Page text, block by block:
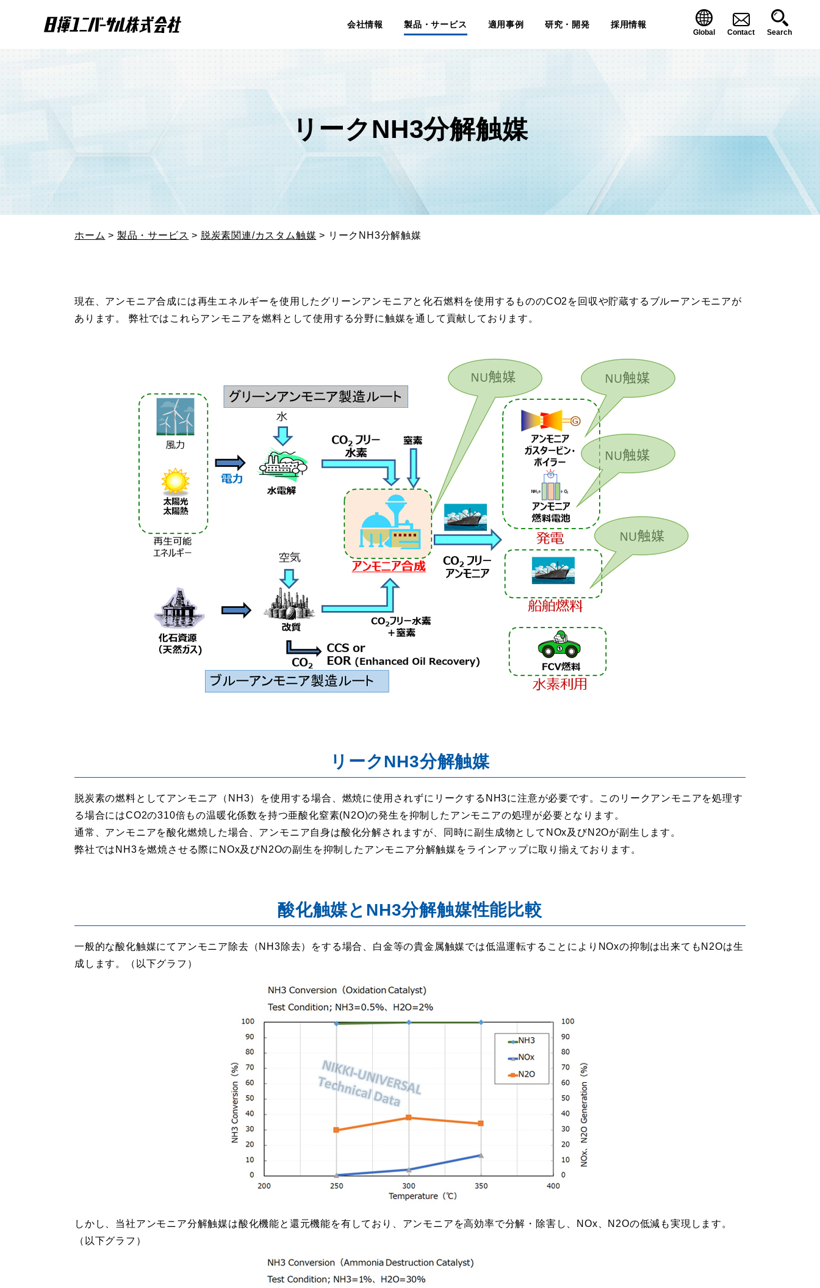
会社情報 製品・サービス 適用事例 研究・開発 採用情報
Global Contact Search
リークNH3分解触媒
ホーム > 製品・サービス > 脱炭素関連/カスタム触媒 > リークNH3分解触媒
現在、アンモニア合成には再生エネルギーを使用したグリーンアンモニアと化石燃料を使用するもののCO2を回収や貯蔵するブルーアンモニアが
あります。 弊社ではこれらアンモニアを燃料として使用する分野に触媒を通して貢献しております。
リークNH3分解触媒
脱炭素の燃料としてアンモニア（NH3）を使用する場合、燃焼に使用されずにリークするNH3に注意が必要です。このリークアンモニアを処理す
る場合にはCO2の310倍もの温暖化係数を持つ亜酸化窒素(N2O)の発生を抑制したアンモニアの処理が必要となります。
通常、アンモニアを酸化燃焼した場合、アンモニア自身は酸化分解されますが、同時に副生成物としてNOx及びN2Oが副生します。
弊社ではNH3を燃焼させる際にNOx及びN2Oの副生を抑制したアンモニア分解触媒をラインアップに取り揃えております。
酸化触媒とNH3分解触媒性能比較
一般的な酸化触媒にてアンモニア除去（NH3除去）をする場合、白金等の貴金属触媒では低温運転することによりNOxの抑制は出来てもN2Oは生
成します。（以下グラフ）
しかし、当社アンモニア分解触媒は酸化機能と還元機能を有しており、アンモニアを高効率で分解・除害し、NOx、N2Oの低減も実現します。
（以下グラフ）